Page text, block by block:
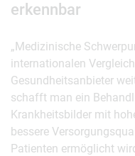
erkennbar
„Medizinische
internationalen
Gesundheitsanbieter
schafft man ein
Krankheitsbilder mit
bessere
Patienten ermöglicht